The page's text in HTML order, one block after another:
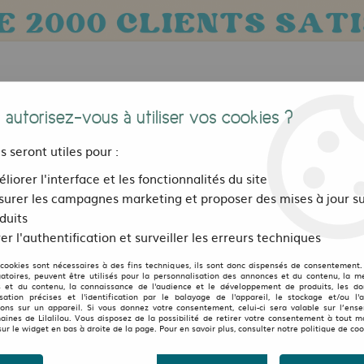
Bijoux, sacs et accessoires Pour les
MORRISON
chaussures Morrison
autorisez-vous à utiliser vos cookies ?
seront utiles pour :
l'interface et les fonctionnalités du site
les campagnes marketing et proposer des mises à jour
l'authentification et surveiller les erreurs techniques
sont nécessaires à des fins techniques, ils sont donc dispensés de
peuvent être utilisés pour la personnalisation des annonces et du contenu, la
et du contenu, la connaissance de l'audience et le développement de produits, les
précises et l'identification par le balayage de l'appareil, le stockage et/ou
sur un appareil. Si vous donnez votre consentement, celui-ci sera valable sur
de Lilalilou. Vous disposez de la possibilité de retirer votre consentement à tout
le widget en bas à droite de la page. Pour en savoir plus, consulter notre politique de